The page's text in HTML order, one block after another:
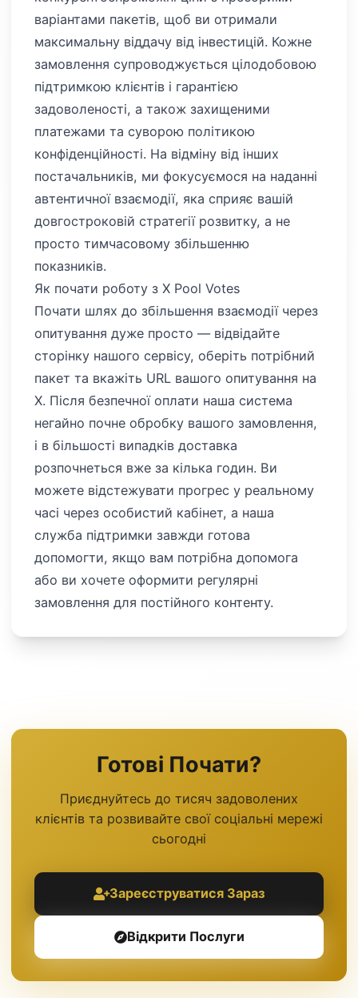
варіантами пакетів, щоб ви отримали
максимальну віддачу від інвестицій. Кожне
замовлення супроводжується цілодобовою
підтримкою клієнтів і гарантією
задоволеності, а також захищеними
платежами та суворою політикою
конфіденційності. На відміну від інших
постачальників, ми фокусуємося на наданні
автентичної взаємодії, яка сприяє вашій
довгостроковій стратегії розвитку, а не
просто тимчасовому збільшенню
показників.
Як почати роботу з X Pool Votes
Почати шлях до збільшення взаємодії через
опитування дуже просто — відвідайте
сторінку нашого сервісу, оберіть потрібний
пакет та вкажіть URL вашого опитування на
X. Після безпечної оплати наша система
негайно почне обробку вашого замовлення,
і в більшості випадків доставка
розпочнеться вже за кілька годин. Ви
можете відстежувати прогрес у реальному
часі через особистий кабінет, а наша
служба підтримки завжди готова
допомогти, якщо вам потрібна допомога
або ви хочете оформити регулярні
замовлення для постійного контенту.
Готові Почати?
Приєднуйтесь до тисяч задоволених
клієнтів та розвивайте свої соціальні мережі
сьогодні
Зареєструватися Зараз
Відкрити Послуги